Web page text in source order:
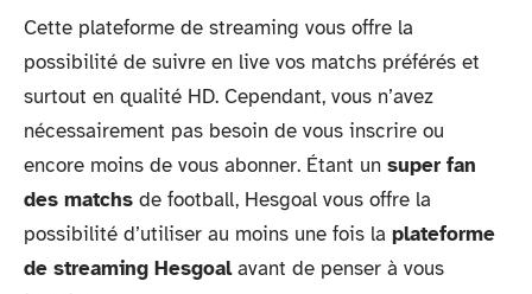
Cette plateforme de streaming vous offre la
possibilité de suivre en live vos matchs préférés et
surtout en qualité HD. Cependant, vous n’avez
nécessairement pas besoin de vous inscrire ou
encore moins de vous abonner. Étant un super fan
des matchs de football, Hesgoal vous offre la
possibilité d’utiliser au moins une fois la plateforme
de streaming Hesgoalavant de penser à vous